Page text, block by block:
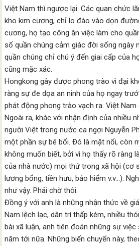
Việt Nam thì ngược lại. Các quan chức
kho kim cương, chỉ lo đào vào dọn
cương, họ tạo công ăn việc làm cho
số quần chúng cảm giác đời sống ngày
quần chúng chỉ chú ý đến giai cấp của
cũng mặc xác.
Hongkong gây được phong trào vì đại
ràng sự đe dọa an ninh của họ ngay
phát động phong trào vạch ra. Việt
Ngoài ra, khác với nhận định của nhiều
người Việt trong nước ca ngợi Nguyễn
một phần sự bê bối. Đó là mặt nổi, còn
không muốn biết, bởi vì họ thấy rõ ràng
của nhà nước) mọi thứ trong xã hội (cơ
lương bổng, tiền hưu, bảo hiểm v.v…).
như vậy. Phải chờ thôi.
Đồng ý với anh là những nhận thức về
Nam lệch lạc, dân trí thấp kém, nhiều
bài xã luận, anh tiên đoán những sự
năm tới nữa. Những biến chuyển này,